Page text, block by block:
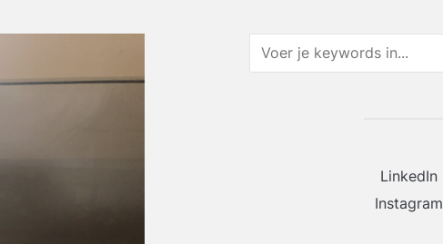
LinkedIn
Instagram